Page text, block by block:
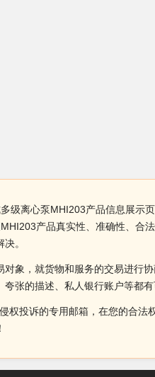
级离心泵MHI203产品信息展示
产品真实性、准确性、合
。
象，就货物和服务的交易进行
张的描述、私人银行账户等都
权投诉的专用邮箱，在您的合